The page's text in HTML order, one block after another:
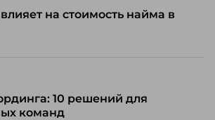
на стоимость найма в
10 решений для
команд